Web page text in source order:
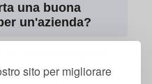
sito per migliorare
una buona
un'azienda?
aziendale,